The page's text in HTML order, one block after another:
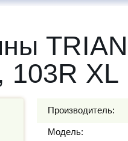
103R XL
Производитель:
Модель: